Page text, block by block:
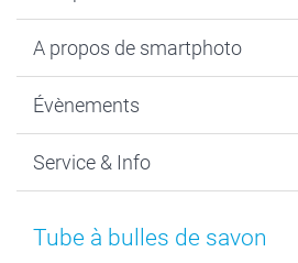
Cadeaux photo
MyNameBook
Développement photo & Tirage photo
Cadres photo & accessoires déco
A propos de smartphoto
Durabilité
Gestion des cookies
Mentions Légales
Évènements
Nouvel An
Fête des Mères
Service & Info
Tarifs et frais de livraison
Tube à bulles de savon